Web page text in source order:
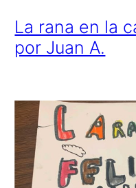
La rana en la
por Juan A.